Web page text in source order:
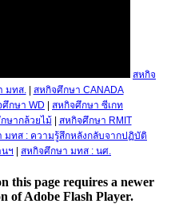
สหกิจ
มทส.| สหกิจศึกษา CANADA
กษา WD
สหกิจศึกษา ซีเกท
ษากล้วยไม้
สหกิจศึกษา RMIT
มทส : ความรู้สึกหลังกลับจากปฏิบัติ
นฯ
สหกิจศึกษา มทส : นศ.
this page requires a newer
of Adobe Flash Player.